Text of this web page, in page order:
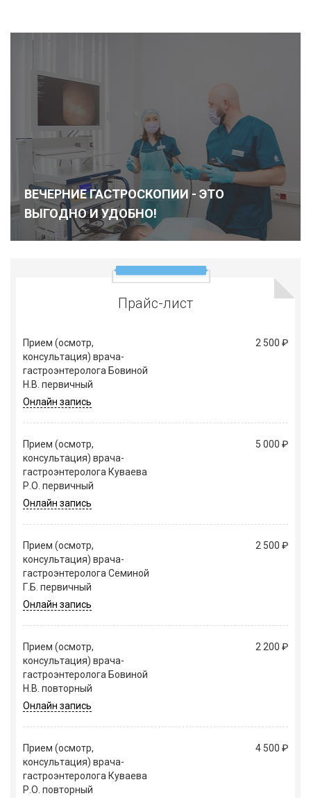
ВЕЧЕРНИЕ ГАСТРОСКОПИИ - ЭТО
ВЫГОДНО И УДОБНО!
Подробнее
Прайс-лист
Прием (осмотр,
консультация) врача-
гастроэнтеролога Бовиной
Н.В. первичный
2 500 ₽
Онлайн запись
Прием (осмотр,
консультация) врача-
гастроэнтеролога Куваева
Р.О. первичный
5 000 ₽
Онлайн запись
Прием (осмотр,
консультация) врача-
гастроэнтеролога Семиной
Г.Б. первичный
2 500 ₽
Онлайн запись
Прием (осмотр,
консультация) врача-
гастроэнтеролога Бовиной
Н.В. повторный
2 200 ₽
Онлайн запись
Прием (осмотр,
консультация) врача-
гастроэнтеролога Куваева
Р.О. повторный
4 500 ₽